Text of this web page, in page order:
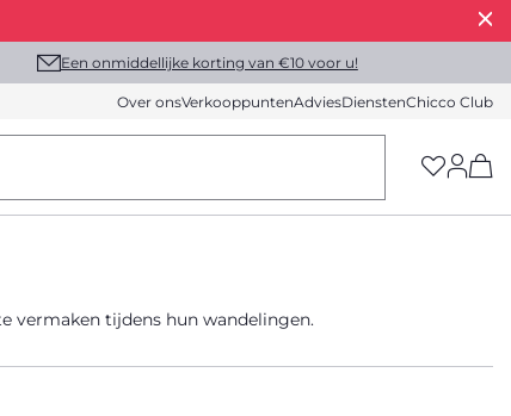
Een onmiddellijke korting van €10 voor u!
Over onsVerkooppuntenAdviesDienstenChicco Club
vermaken tijdens hun wandelingen.